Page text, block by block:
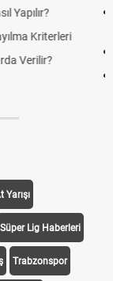
Arasındaki
Yarışı
Süper Lig Haberleri
Trabzonspor